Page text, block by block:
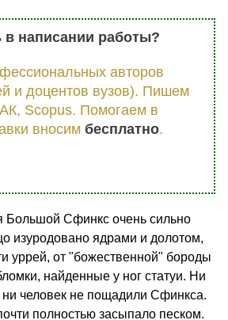
написании работы?
авторов
и доцентов вузов). Пишем
Scopus. Помогаем в
вносим бесплатно.
Большой Сфинкс очень сильно
изуродовано ядрами и долотом,
уррей, от "божественной" бороды
найденные у ног статуи. Ни
человек не пощадили Сфинкса.
полностью засыпало песком.